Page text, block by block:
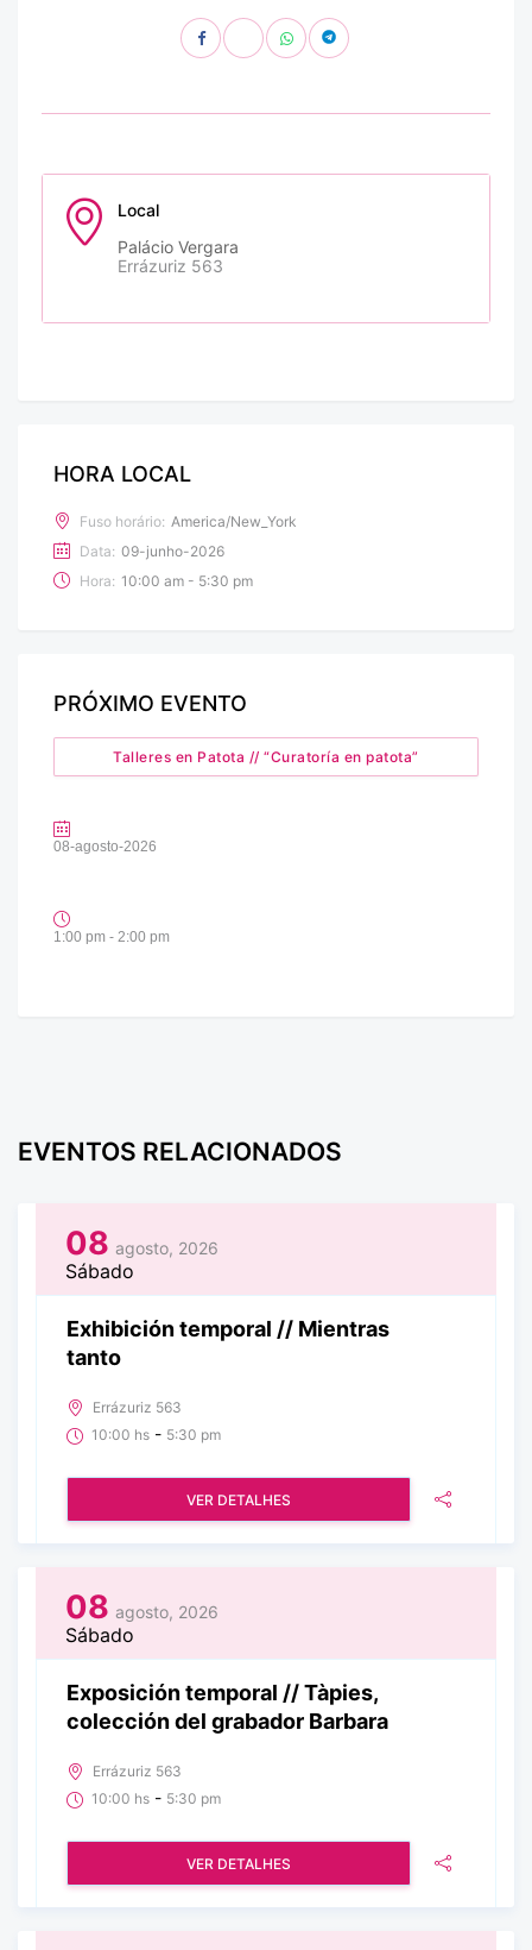
Local
Palácio Vergara
Errázuriz 563
HORA LOCAL
Fuso horário: America/New_York
Data: 09-junho-2026
Hora: 10:00 am - 5:30 pm
PRÓXIMO EVENTO
Talleres en Patota // “Curatoría en patota”
08-agosto-2026
1:00 pm - 2:00 pm
EVENTOS RELACIONADOS
08 agosto, 2026
Sábado
Exhibición temporal // Mientras
tanto
Errázuriz 563
10:00 hs - 5:30 pm
VER DETALHES
08 agosto, 2026
Sábado
Exposición temporal // Tàpies,
colección del grabador Barbara
Errázuriz 563
10:00 hs - 5:30 pm
VER DETALHES